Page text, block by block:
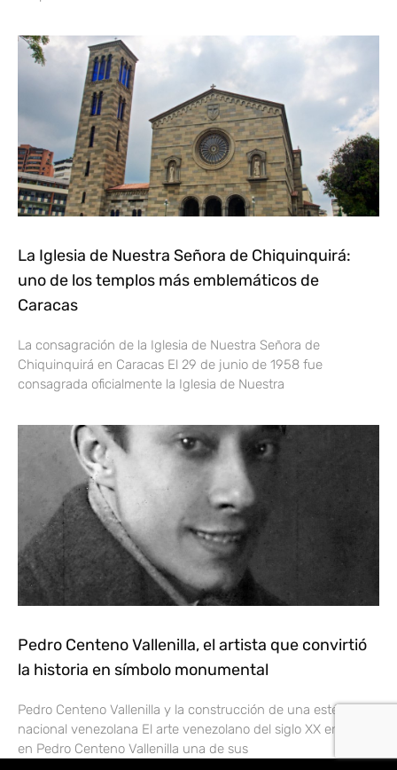
La Iglesia de Nuestra Señora de Chiquinquirá:
uno de los templos más emblemáticos de
Caracas
La consagración de la Iglesia de Nuestra Señora de
Chiquinquirá en Caracas El 29 de junio de 1958 fue
consagrada oficialmente la Iglesia de Nuestra
Pedro Centeno Vallenilla, el artista que convirtió
la historia en símbolo monumental
Pedro Centeno Vallenilla y la construcción de una estética
nacional venezolana El arte venezolano del siglo XX encontró
en Pedro Centeno Vallenilla una de sus